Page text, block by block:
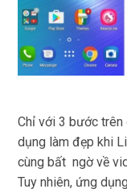
Chỉ với 3 bước
dụng làm đẹp khi
cùng bất ngờ về
Tuy nhiên, ứng